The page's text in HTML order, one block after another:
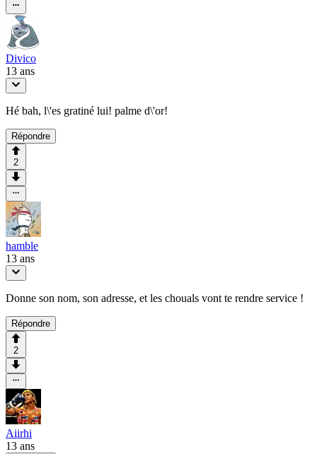
Divico
13 ans
Hé bah, l\'es gratiné lui! palme d\'or!
Répondre
2
hamble
13 ans
Donne son nom, son adresse, et les chouals vont te rendre service !
Répondre
2
Aiirhi
13 ans